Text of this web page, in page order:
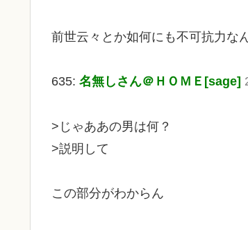
前世云々とか如何にも不可抗力な
635: 名無しさん＠ＨＯＭＥ[sage]
>じゃああの男は何？
>説明して
この部分がわからん